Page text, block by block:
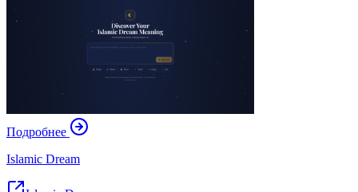
Подробнее
Islamic Dream